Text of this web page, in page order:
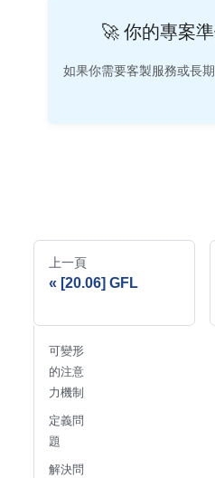
🚀 你的專案
如果你需要客製服務或長
上一頁
[20.06] GFL
可變形
的注意
力機制
定義問
題
解決問